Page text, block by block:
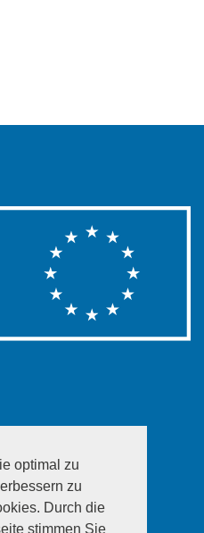
optimal zu
zu
Durch die
stimmen Sie